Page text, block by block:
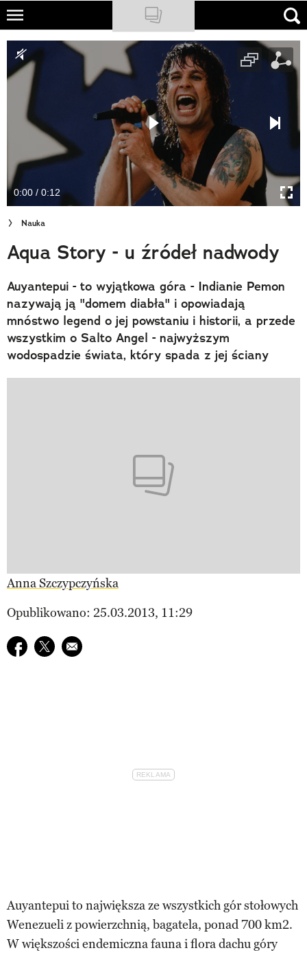
Skip
main
content
NATIONAL GEOGRAPHIC
TRAVELER
PODCASTY
Newsletter
Cuda Polski
Wielki Konkurs Fotograficzny
Trendbook Podróżniczy
Polecane
0:00 / 0:12
Nauka
Aqua Story - u źródeł nadwody
Auyantepui - to wyjątkowa góra - Indianie Pemon
nazywają ją "domem diabła" i opowiadają
mnóstwo legend o jej powstaniu i historii, a przede
wszystkim o Salto Angel - najwyższym
wodospadzie świata, który spada z jej ściany
Anna Szczypczyńska
Opublikowano: 25.03.2013, 11:29
Udostępnij na facebook
Udostępnij na twitter
E-mail do przyjaciela
Auyantepui to największa ze wszystkich gór stołowych
Wenezueli z powierzchnią, bagatela, ponad 700 km2.
W większości endemiczna fauna i flora dachu góry